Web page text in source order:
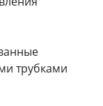
трубками